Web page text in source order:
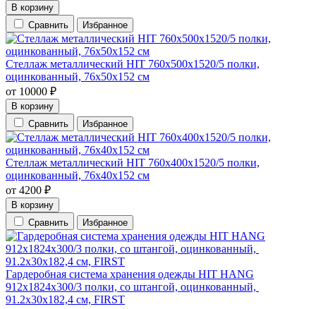
В корзину
Сравнить
Избранное
Стеллаж металлический HIT 760х500х1520/5 полки,
оцинкованный, 76х50х152 см
от 10000 ₽
В корзину
Сравнить
Избранное
Стеллаж металлический HIT 760х400х1520/5 полки,
оцинкованный, 76х40х152 см
от 4200 ₽
В корзину
Сравнить
Избранное
Гардеробная система хранения одежды HIT HANG
912х1824х300/3 полки, со штангой, оцинкованный,
91.2х30х182,4 см, FIRST